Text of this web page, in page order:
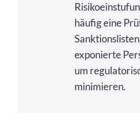
häufig eine
exponierte
um
minimieren.